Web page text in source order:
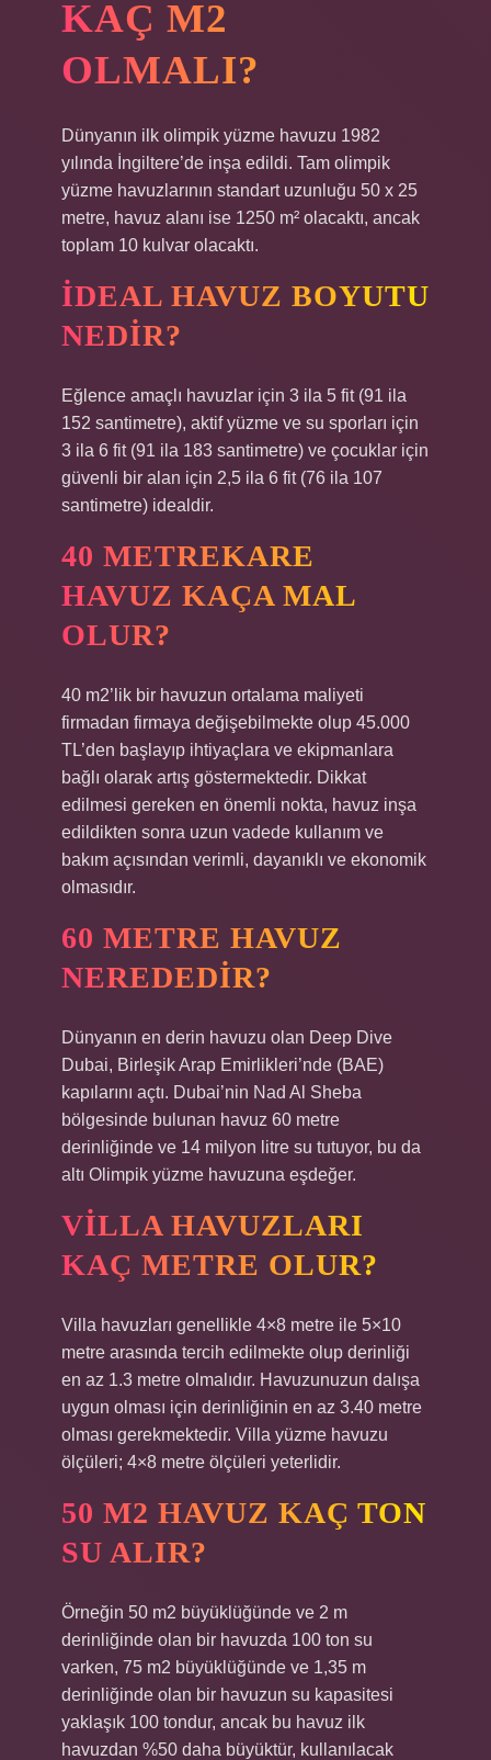
KAÇ M2
OLMALI?
Dünyanın ilk olimpik yüzme havuzu 1982
yılında İngiltere’de inşa edildi. Tam olimpik
yüzme havuzlarının standart uzunluğu 50 x 25
metre, havuz alanı ise 1250 m² olacaktı, ancak
toplam 10 kulvar olacaktı.
İDEAL HAVUZ BOYUTU
NEDIR?
Eğlence amaçlı havuzlar için 3 ila 5 fit (91 ila
152 santimetre), aktif yüzme ve su sporları için
3 ila 6 fit (91 ila 183 santimetre) ve çocuklar için
güvenli bir alan için 2,5 ila 6 fit (76 ila 107
santimetre) idealdir.
40 METREKARE
HAVUZ KAÇA MAL
OLUR?
40 m2’lik bir havuzun ortalama maliyeti
firmadan firmaya değişebilmekte olup 45.000
TL’den başlayıp ihtiyaçlara ve ekipmanlara
bağlı olarak artış göstermektedir. Dikkat
edilmesi gereken en önemli nokta, havuz inşa
edildikten sonra uzun vadede kullanım ve
bakım açısından verimli, dayanıklı ve ekonomik
olmasıdır.
60 METRE HAVUZ
NEREDEDIR?
Dünyanın en derin havuzu olan Deep Dive
Dubai, Birleşik Arap Emirlikleri’nde (BAE)
kapılarını açtı. Dubai’nin Nad Al Sheba
bölgesinde bulunan havuz 60 metre
derinliğinde ve 14 milyon litre su tutuyor, bu da
altı Olimpik yüzme havuzuna eşdeğer.
VILLA HAVUZLARI
KAÇ METRE OLUR?
Villa havuzları genellikle 4×8 metre ile 5×10
metre arasında tercih edilmekte olup derinliği
en az 1.3 metre olmalıdır. Havuzunuzun dalışa
uygun olması için derinliğinin en az 3.40 metre
olması gerekmektedir. Villa yüzme havuzu
ölçüleri; 4×8 metre ölçüleri yeterlidir.
50 M2 HAVUZ KAÇ TON
SU ALIR?
Örneğin 50 m2 büyüklüğünde ve 2 m
derinliğinde olan bir havuzda 100 ton su
varken, 75 m2 büyüklüğünde ve 1,35 m
derinliğinde olan bir havuzun su kapasitesi
yaklaşık 100 tondur, ancak bu havuz ilk
havuzdan %50 daha büyüktür, kullanılacak